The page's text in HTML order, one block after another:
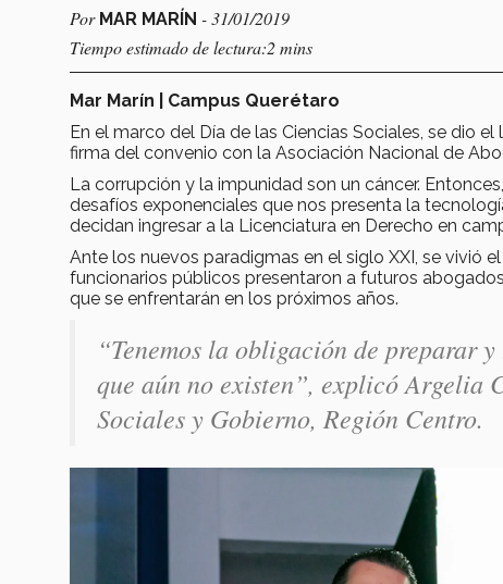
Por MAR MARÍN - 31/01/2019
Tiempo estimado de lectura:2 mins
Mar Marín | Campus Querétaro
En el marco del Día de las Ciencias Sociales, se dio
firma del convenio con la Asociación Nacional de
La corrupción y la impunidad son un cáncer.
desafíos exponenciales que nos presenta la
decidan ingresar a la Licenciatura en Derecho en
Ante los nuevos paradigmas en el siglo XXI, se vivió
funcionarios públicos presentaron a futuros
que se enfrentarán en los próximos años.
“Tenemos la obligación de preparar
que aún no existen”, explicó Argelia
Sociales y Gobierno, Región Centro.